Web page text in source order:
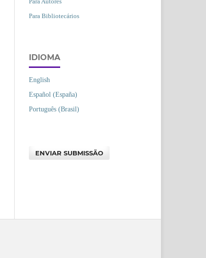
Para Bibliotecários
IDIOMA
English
Español (España)
Português (Brasil)
ENVIAR SUBMISSÃO